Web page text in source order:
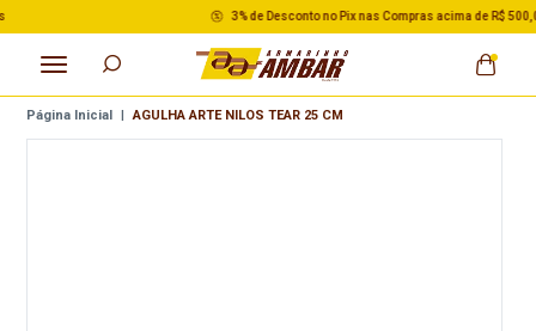
3% de Desconto no Pix nas Compras acima de R$ 500,00
Página Inicial | AGULHA ARTE NILOS TEAR 25 CM